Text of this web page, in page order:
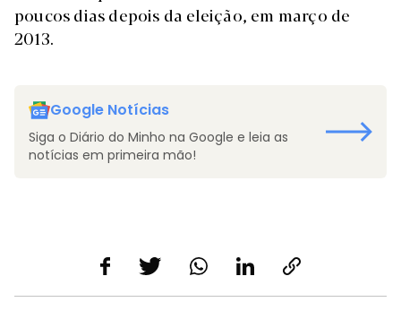
poucos dias depois da eleição, em março de
2013.
Google Notícias
Siga o Diário do Minho na Google e leia as
notícias em primeira mão!